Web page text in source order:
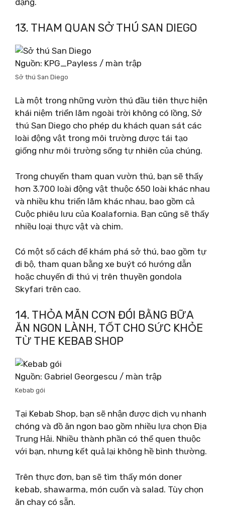
dạng.
13. THAM QUAN SỞ THÚ SAN DIEGO
Nguồn: KPG_Payless / màn trập
Sở thú San Diego
Là một trong những vườn thú đầu tiên thực hiện
khái niệm triển lãm ngoài trời không có lồng, Sở
thú San Diego cho phép du khách quan sát các
loài động vật trong môi trường được tái tạo
giống như môi trường sống tự nhiên của chúng.
Trong chuyến tham quan vườn thú, bạn sẽ thấy
hơn 3.700 loài động vật thuộc 650 loài khác nhau
và nhiều khu triển lãm khác nhau, bao gồm cả
Cuộc phiêu lưu của Koalafornia. Bạn cũng sẽ thấy
nhiều loại thực vật và chim.
Có một số cách để khám phá sở thú, bao gồm tự
đi bộ, tham quan bằng xe buýt có hướng dẫn
hoặc chuyến đi thú vị trên thuyền gondola
Skyfari trên cao.
14. THỎA MÃN CƠN ĐÓI BẰNG BỮA
ĂN NGON LÀNH, TỐT CHO SỨC KHỎE
TỪ THE KEBAB SHOP
Nguồn: Gabriel Georgescu / màn trập
Kebab gói
Tại Kebab Shop, bạn sẽ nhận được dịch vụ nhanh
chóng và đồ ăn ngon bao gồm nhiều lựa chọn Địa
Trung Hải. Nhiều thành phần có thể quen thuộc
với bạn, nhưng kết quả lại không hề bình thường.
Trên thực đơn, bạn sẽ tìm thấy món doner
kebab, shawarma, món cuốn và salad. Tùy chọn
ăn chay có sẵn.